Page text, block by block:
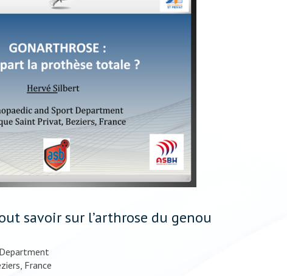
savoir sur l’arthrose du genou
France